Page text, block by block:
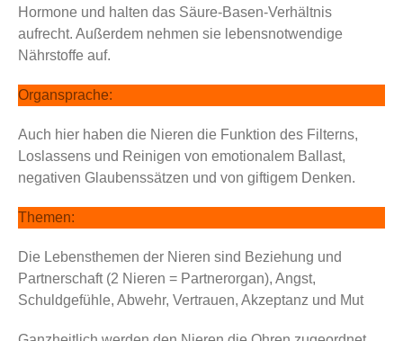
Hormone und halten das Säure-Basen-Verhältnis
aufrecht. Außerdem nehmen sie lebensnotwendige
Nährstoffe auf.
Organsprache:
Auch hier haben die Nieren die Funktion des Filterns,
Loslassens und Reinigen von emotionalem Ballast,
negativen Glaubenssätzen und von giftigem Denken.
Themen:
Die Lebensthemen der Nieren sind Beziehung und
Partnerschaft (2 Nieren = Partnerorgan), Angst,
Schuldgefühle, Abwehr, Vertrauen, Akzeptanz und Mut